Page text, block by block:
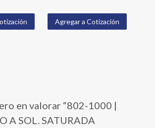
Agregar a Cotización
en valorar “802-1000 |
A SOL. SATURADA